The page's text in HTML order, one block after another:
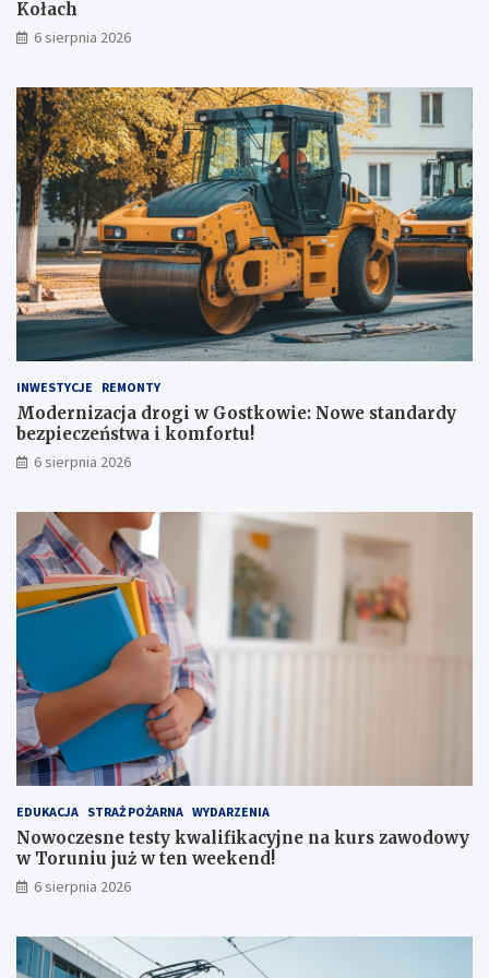
i
u
:
i
s
t
o
r
i
a
n
a
K
o
ł
a
c
h
o
w
i
:
N
o
w
e
s
t
a
n
d
a
r
d
y
b
e
z
p
i
e
ń
s
t
i
k
o
m
f
o
t
u
!
Kołach
6 sierpnia 2026
INWESTYCJE REMONTY
Modernizacja drogi w Gostkowie: Nowe standardy
bezpieczeństwa i komfortu!
6 sierpnia 2026
EDUKACJA STRAŻ POŻARNA WYDARZENIA
Nowoczesne testy kwalifikacyjne na kurs zawodowy
w Toruniu już w ten weekend!
6 sierpnia 2026